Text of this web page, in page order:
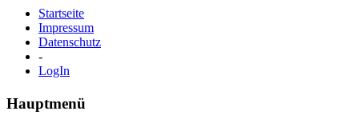
Startseite
Impressum
Datenschutz
-
LogIn
Hauptmenü